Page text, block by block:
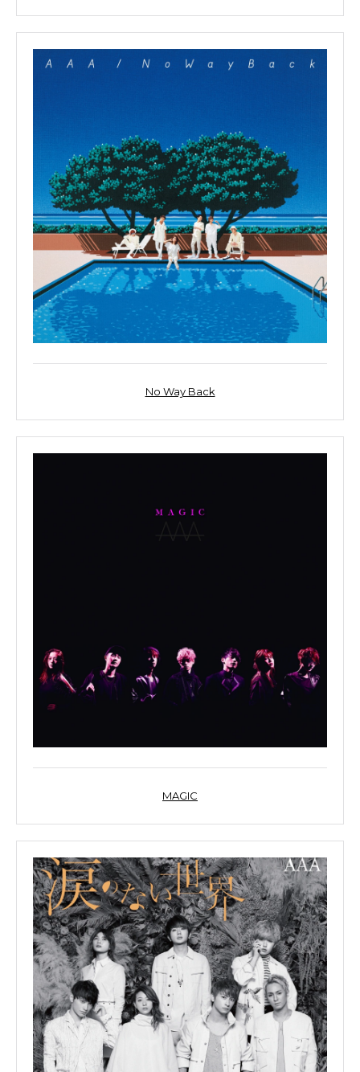
No Way Back
MAGIC